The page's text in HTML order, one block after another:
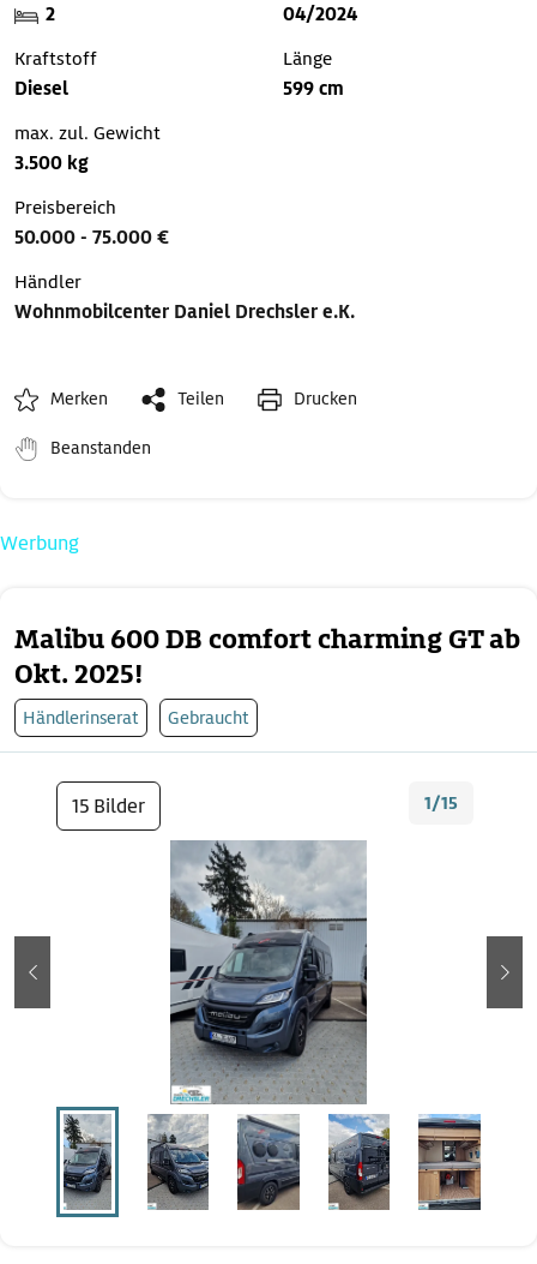
Malibu 600 DB comfort charming GT ab
Okt. 2025!
Händlerinserat Gebraucht
15 Bilder 1/15
zurück
2
04/2024
Kraftstoff
Diesel
Länge
599 cm
max. zul. Gewicht
3.500 kg
Preisbereich
50.000 - 75.000 €
Händler
Wohnmobilcenter Daniel Drechsler e.K.
Merken Teilen Drucken
Beanstanden
Werbung